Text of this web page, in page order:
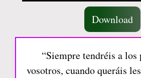
Download
“Siempre tendréis a los
vosotros, cuando queráis